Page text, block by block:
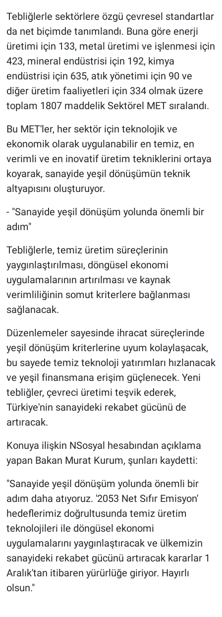
Tebliğlerle sektörlere özgü çevresel standartlar
da net biçimde tanımlandı. Buna göre enerji
üretimi için 133, metal üretimi ve işlenmesi için
423, mineral endüstrisi için 192, kimya
endüstrisi için 635, atık yönetimi için 90 ve
diğer üretim faaliyetleri için 334 olmak üzere
toplam 1807 maddelik Sektörel MET sıralandı.
Bu MET'ler, her sektör için teknolojik ve
ekonomik olarak uygulanabilir en temiz, en
verimli ve en inovatif üretim tekniklerini ortaya
koyarak, sanayide yeşil dönüşümün teknik
altyapısını oluşturuyor.
- "Sanayide yeşil dönüşüm yolunda önemli bir
adım"
Tebliğlerle, temiz üretim süreçlerinin
yaygınlaştırılması, döngüsel ekonomi
uygulamalarının artırılması ve kaynak
verimliliğinin somut kriterlere bağlanması
sağlanacak.
Düzenlemeler sayesinde ihracat süreçlerinde
yeşil dönüşüm kriterlerine uyum kolaylaşacak,
bu sayede temiz teknoloji yatırımları hızlanacak
ve yeşil finansmana erişim güçlenecek. Yeni
tebliğler, çevreci üretimi teşvik ederek,
Türkiye'nin sanayideki rekabet gücünü de
artıracak.
Konuya ilişkin NSosyal hesabından açıklama
yapan Bakan Murat Kurum, şunları kaydetti:
"Sanayide yeşil dönüşüm yolunda önemli bir
adım daha atıyoruz. '2053 Net Sıfır Emisyon'
hedeflerimiz doğrultusunda temiz üretim
teknolojileri ile döngüsel ekonomi
uygulamalarını yaygınlaştıracak ve ülkemizin
sanayideki rekabet gücünü artıracak kararlar 1
Aralık'tan itibaren yürürlüğe giriyor. Hayırlı
olsun."